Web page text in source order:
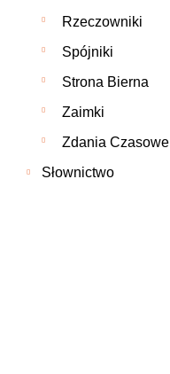
Rzeczowniki
Spójniki
Strona Bierna
Zaimki
Zdania Czasowe
Słownictwo